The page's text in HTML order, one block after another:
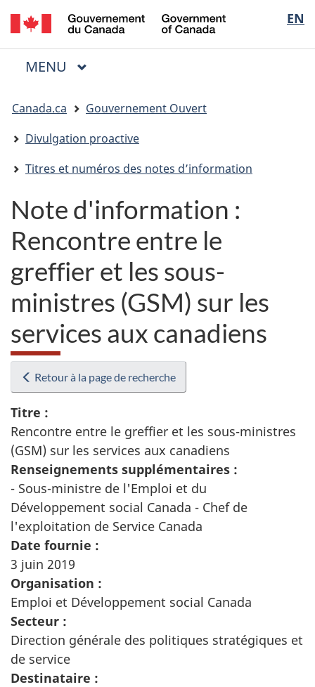
Passer
au
contenu
Passer
à
« Au
Passer
à
la
EN
of
Menu
MENU PRINCIPAL
êtes
ici
Canada.ca
Gouvernement Ouvert
Divulgation proactive
Titres et numéros des notes d’information
Note d'information :
Rencontre entre le
greffier et les sous-
ministres (GSM) sur les
services aux canadiens
Retour à la page de recherche
Titre :
Rencontre entre le greffier et les sous-ministres
(GSM) sur les services aux canadiens
Renseignements supplémentaires :
- Sous-ministre de l'Emploi et du
Développement social Canada - Chef de
l'exploitation de Service Canada
Date fournie :
3 juin 2019
Organisation :
Emploi et Développement social Canada
Secteur :
Direction générale des politiques stratégiques et
de service
Destinataire :